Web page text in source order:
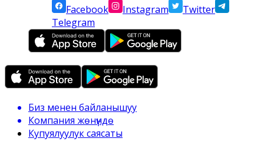
Facebook
Instagram
Twitter
Telegram
Биз менен байланышуу
Компания жөнүндө
Купуялуулук саясаты